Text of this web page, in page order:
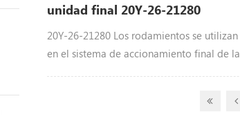
unidad final 20Y-26-21280
20Y2621280
20Y-26-21280 Los rodamientos se utilizan
en el sistema de accionamiento final de la